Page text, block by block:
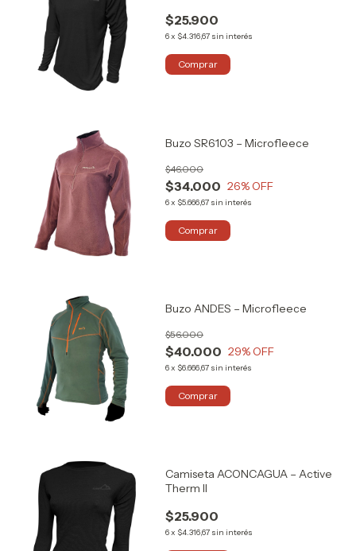
$25.900
6x $4.316,67 sin interés
Comprar
Buzo SR6103 – Microfleece
$34.000
$46.000
26% OFF
6x $5.666,67 sin interés
Comprar
Buzo ANDES – Microfleece
$40.000
$56.000
29% OFF
6x $6.666,67 sin interés
Comprar
Camiseta ACONCAGUA – Active
Therm II
$25.900
6x $4.316,67 sin interés